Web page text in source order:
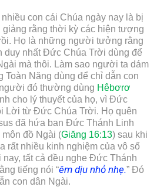
con cái Chúa ngày nay là bị
rằng thời kỳ các hiện tượng
Họ là những người tưởng rằng
duy nhất Đức Chúa Trời dùng để
mà thôi. Làm sao người ta dám
Năng dùng để chỉ dẫn con
đó thường dùng Hêbơrơ
cho lý thuyết của họ, vì Đức
Lời từ Đức Chúa Trời. Họ quên
đã hứa ban Đức Thánh Linh
đồ Ngài (Giăng 16:13) sau khi
rất nhiều kinh nghiệm của vô số
tất cả đều nghe Đức Thánh
tiếng nói “êm dịu nhỏ nhẹ.” Đó
con dân Ngài.